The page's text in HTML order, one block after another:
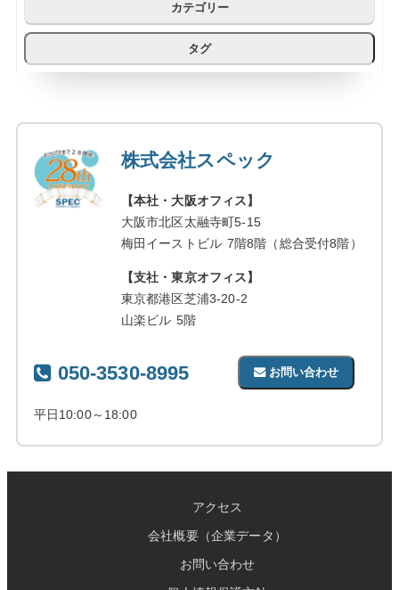
カテゴリー
タグ
株式会社スペック
【本社・大阪オフィス】
大阪市北区太融寺町5-15
梅田イーストビル 7階8階（総合受付8階）
【支社・東京オフィス】
東京都港区芝浦3-20-2
山楽ビル 5階
050-3530-8995
平日10:00～18:00
お問い合わせ
アクセス
会社概要（企業データ）
お問い合わせ